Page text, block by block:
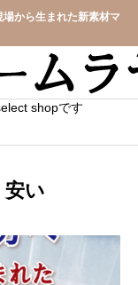
場から生まれた新素材マ
shopです
い